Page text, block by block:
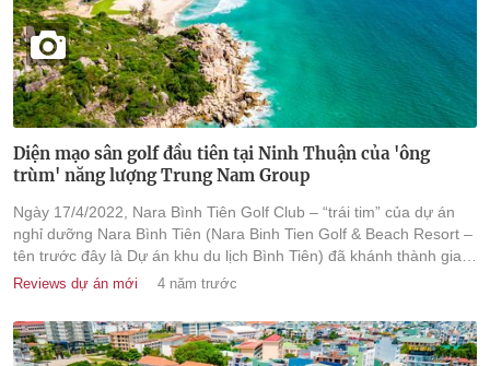
Diện mạo sân golf đầu tiên tại Ninh Thuận của 'ông
trùm' năng lượng Trung Nam Group
Ngày 17/4/2022, Nara Bình Tiên Golf Club – “trái tim” của dự án
nghỉ dưỡng Nara Bình Tiên (Nara Binh Tien Golf & Beach Resort –
tên trước đây là Dự án khu du lịch Bình Tiên) đã khánh thành giai
đoạn 1.
Reviews dự án mới 4 năm trước